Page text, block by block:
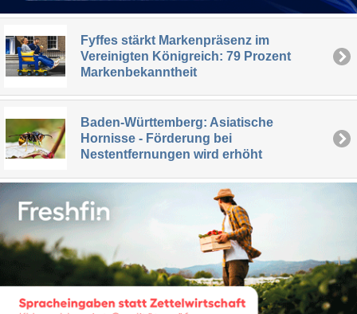
Fyffes stärkt Markenpräsenz im
Vereinigten Königreich: 79 Prozent
Markenbekanntheit
Baden-Württemberg: Asiatische
Hornisse - Förderung bei
Nestentfernungen wird erhöht